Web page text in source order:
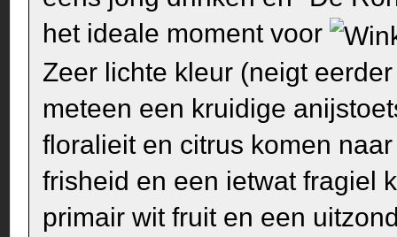
het ideale moment voor
Zeer lichte kleur (neigt
meteen een kruidige
floralieit en citrus komen
frisheid en een ietwat fragiel
primair wit fruit en een